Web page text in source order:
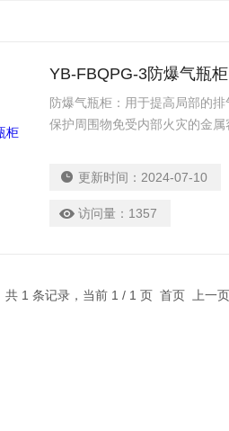
YB-FBQPG-3防爆气瓶柜
防爆气瓶柜：用于提高局部的
保护周围物免受内部火灾的金
更新时间： 2024-07-10
访问量： 1357
共 1 条记录，当前 1 / 1 页 首页 上一